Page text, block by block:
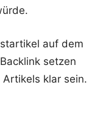
auf dem
setzen
klar sein.